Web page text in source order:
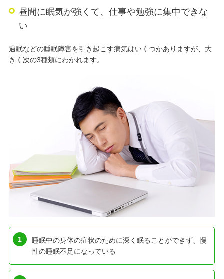
昼間に眠気が強くて、仕事や勉強に集中できな
い
過眠などの睡眠障害を引き起こす病気はいくつかありますが、大
きく次の3種類にわかれます。
睡眠中の身体の症状のために深く眠ることができず、慢
性の睡眠不足になっている